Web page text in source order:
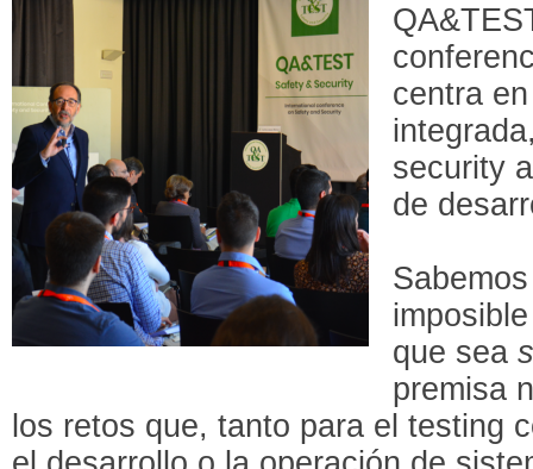
centra
security
de
que sea
premisa
los retos que, tanto para el testing